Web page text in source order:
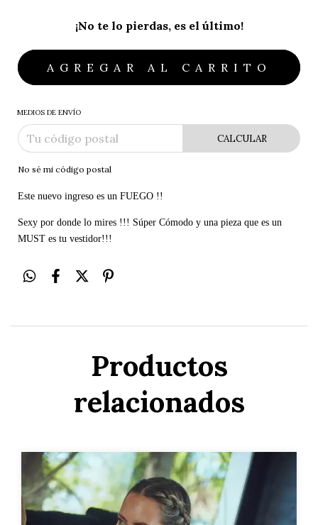
¡No te lo pierdas, es el último!
MEDIOS DE ENVÍO
CALCULAR
No sé mi código postal
Este nuevo ingreso es un FUEGO !!
Sexy por donde lo mires !!! Súper Cómodo y una pieza que es un
MUST es tu vestidor!!!
Productos
relacionados